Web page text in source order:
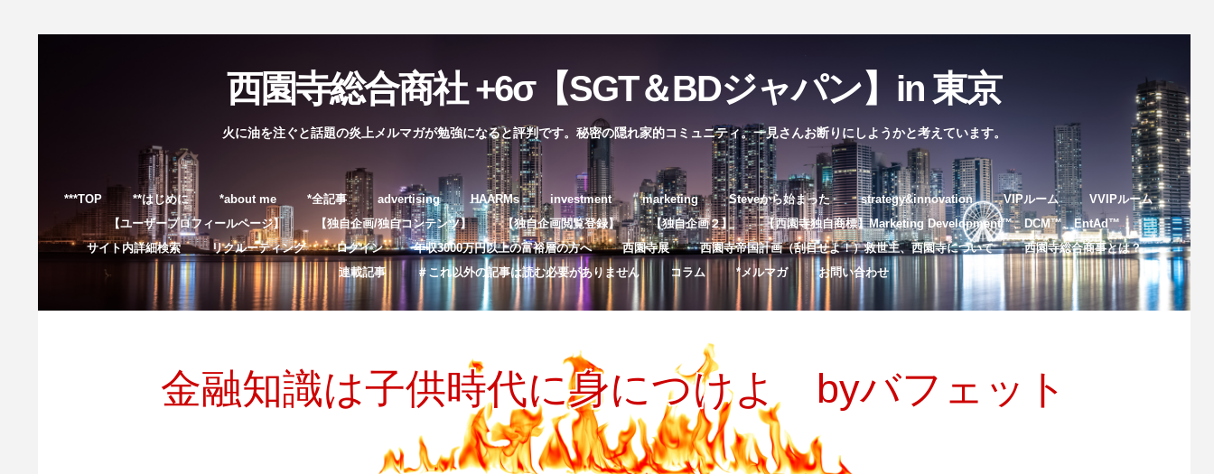
西園寺総合商社 +6σ【SGT＆BDジャパン】in 東京
火に油を注ぐと話題の炎上メルマガが勉強になると評判です。秘密の隠れ家的コミュニティ。一見さんお断りにしようかと考えています。
コ
ン
テ
ン
ッ
***TOP **はじめに *about me *全記事 advertising HAARMs investment marketing Steveから始まった strategy&innovation VIPルーム
VVIPルーム
【ユーザープロフィールページ】
【独自企画/独自コンテンツ】 【独自企画閲覧登録】 【独自企画２】
【西園寺独自商標】Marketing Development™️、DCM™️、EntAd™️
サイト内詳細検索
リクルーティング ログイン 年収3000万円以上の富裕層の方へ 西園寺展 西園寺帝国計画（刮目せよ！）救世主、西園寺について
西園寺総合商事とは？
連載記事
＃これ以外の記事は読む必要がありません コラム *メルマガ お問い合わせ
金融知識は子供時代に身につけよ byバフェット